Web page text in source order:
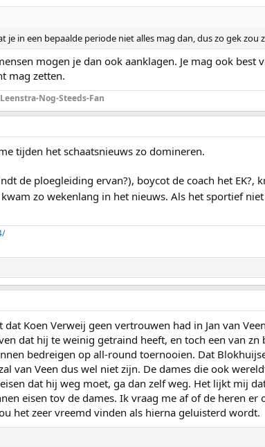
je in een bepaalde periode niet alles mag dan, dus zo gek zou
mogen je dan ook aanklagen. Je mag ook
mag zetten.
Nog-Steeds-Fan
tijden het schaatsnieuws zo domineren.
de ploegleiding ervan?), boycot de coach het
zo wekenlang in het nieuws. Als het sportief
Koen Verweij geen vertrouwen had in Jan van
dat hij te weinig getraind heeft, en toch een van
bedreigen op all-round toernooien. Dat
van Veen dus wel niet zijn. De dames die ook
dat hij weg moet, ga dan zelf weg. Het lijkt mij
eisen tov de dames. Ik vraag me af of de heren
het zeer vreemd vinden als hierna geluisterd wordt.